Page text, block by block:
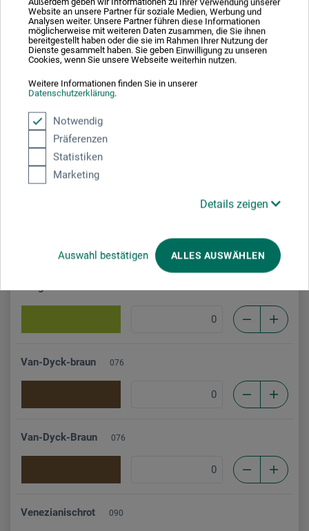
Außerdem geben wir Informationen zu Ihrer Verwendung unserer
Website an unsere Partner für soziale Medien, Werbung und
Analysen weiter. Unsere Partner führen diese Informationen
möglicherweise mit weiteren Daten zusammen, die Sie ihnen
bereitgestellt haben oder die sie im Rahmen Ihrer Nutzung der
Dienste gesammelt haben. Sie geben Einwilligung zu unseren
Cookies, wenn Sie unsere Webseite weiterhin nutzen.
Weitere Informationen finden Sie in unserer
Datenschutzerklärung.
Notwendig
Präferenzen
Statistiken
Marketing
Details zeigen
Auswahl bestätigen ALLES AUSWÄHLEN
Wiesengrün 067
Wiesengrün 067
Van-Dyck-braun 076
Van-Dyck-Braun 076
Venezianischrot 090